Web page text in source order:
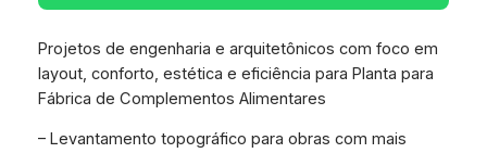
Projetos de engenharia e arquitetônicos com foco em
layout, conforto, estética e eficiência para Planta para
Fábrica de Complementos Alimentares
– Levantamento topográfico para obras com mais